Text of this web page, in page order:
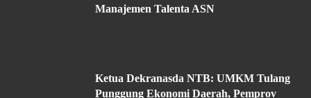
Manajemen Talenta ASN
Ketua Dekranasda NTB: UMKM Tulang
Punggung Ekonomi Daerah, Pemprov